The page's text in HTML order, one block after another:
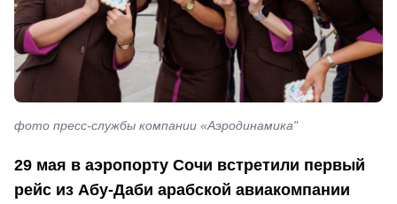
фото пресс-службы компании «Аэродинамика"
29 мая в аэропорту Сочи встретили первый
рейс из Абу-Даби арабской авиакомпании